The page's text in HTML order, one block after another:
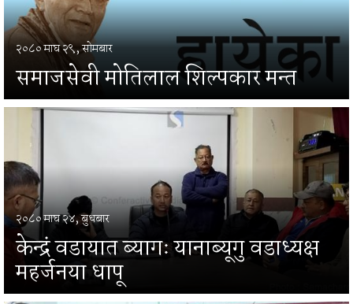
२०८० माघ २९, सोमबार
समाजसेवी मोतिलाल शिल्पकार मन्त
२०८० माघ २४, बुधबार
केन्द्रं वडायात ब्यागः यानाब्यूगु वडाध्यक्ष
महर्जनया धापू